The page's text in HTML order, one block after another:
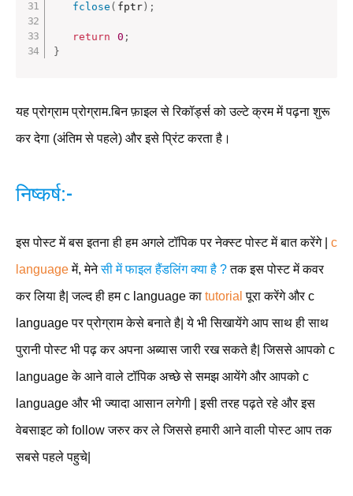
fclose ( fptr) ;
return 0 ;
}
यह प्रोग्राम प्रोग्राम.बिन फ़ाइल से रिकॉर्ड्स को उल्टे क्रम में पढ़ना शुरू
कर देगा (अंतिम से पहले) और इसे प्रिंट करता है।
निष्कर्ष:-
इस पोस्ट में बस इतना ही हम अगले टॉपिक पर नेक्स्ट पोस्ट में बात करेंगे | c
languageमें, मेनेसी में फाइल हैंडलिंग क्या है ?तक इस पोस्ट में कवर
कर लिया है| जल्द ही हम c language का tutorial पूरा करेंगे और c
language पर प्रोग्राम केसे बनाते है| ये भी सिखायेंगे आप साथ ही साथ
पुरानी पोस्ट भी पढ़ कर अपना अब्यास जारी रख सकते है| जिससे आपको c
language के आने वाले टॉपिक अच्छे से समझ आयेंगे और आपको c
language और भी ज्यादा आसान लगेगी | इसी तरह पढ़ते रहे और इस
वेबसाइट को follow जरुर कर ले जिससे हमारी आने वाली पोस्ट आप तक
सबसे पहले पहुचे|